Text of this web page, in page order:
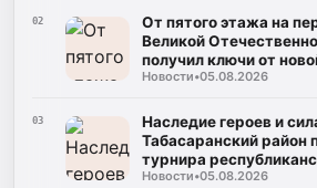
02
От пятого этажа на
Великой
получил ключи от
Каспийске
Новости•05.08.2026
03
Наследие героев и
Табасаранский район
турнира
честь Руслана
Новости•05.08.2026